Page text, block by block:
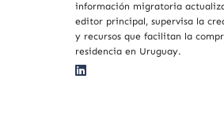
información migratoria
editor principal, supervisa la
y recursos que facilitan la
residencia en Uruguay.